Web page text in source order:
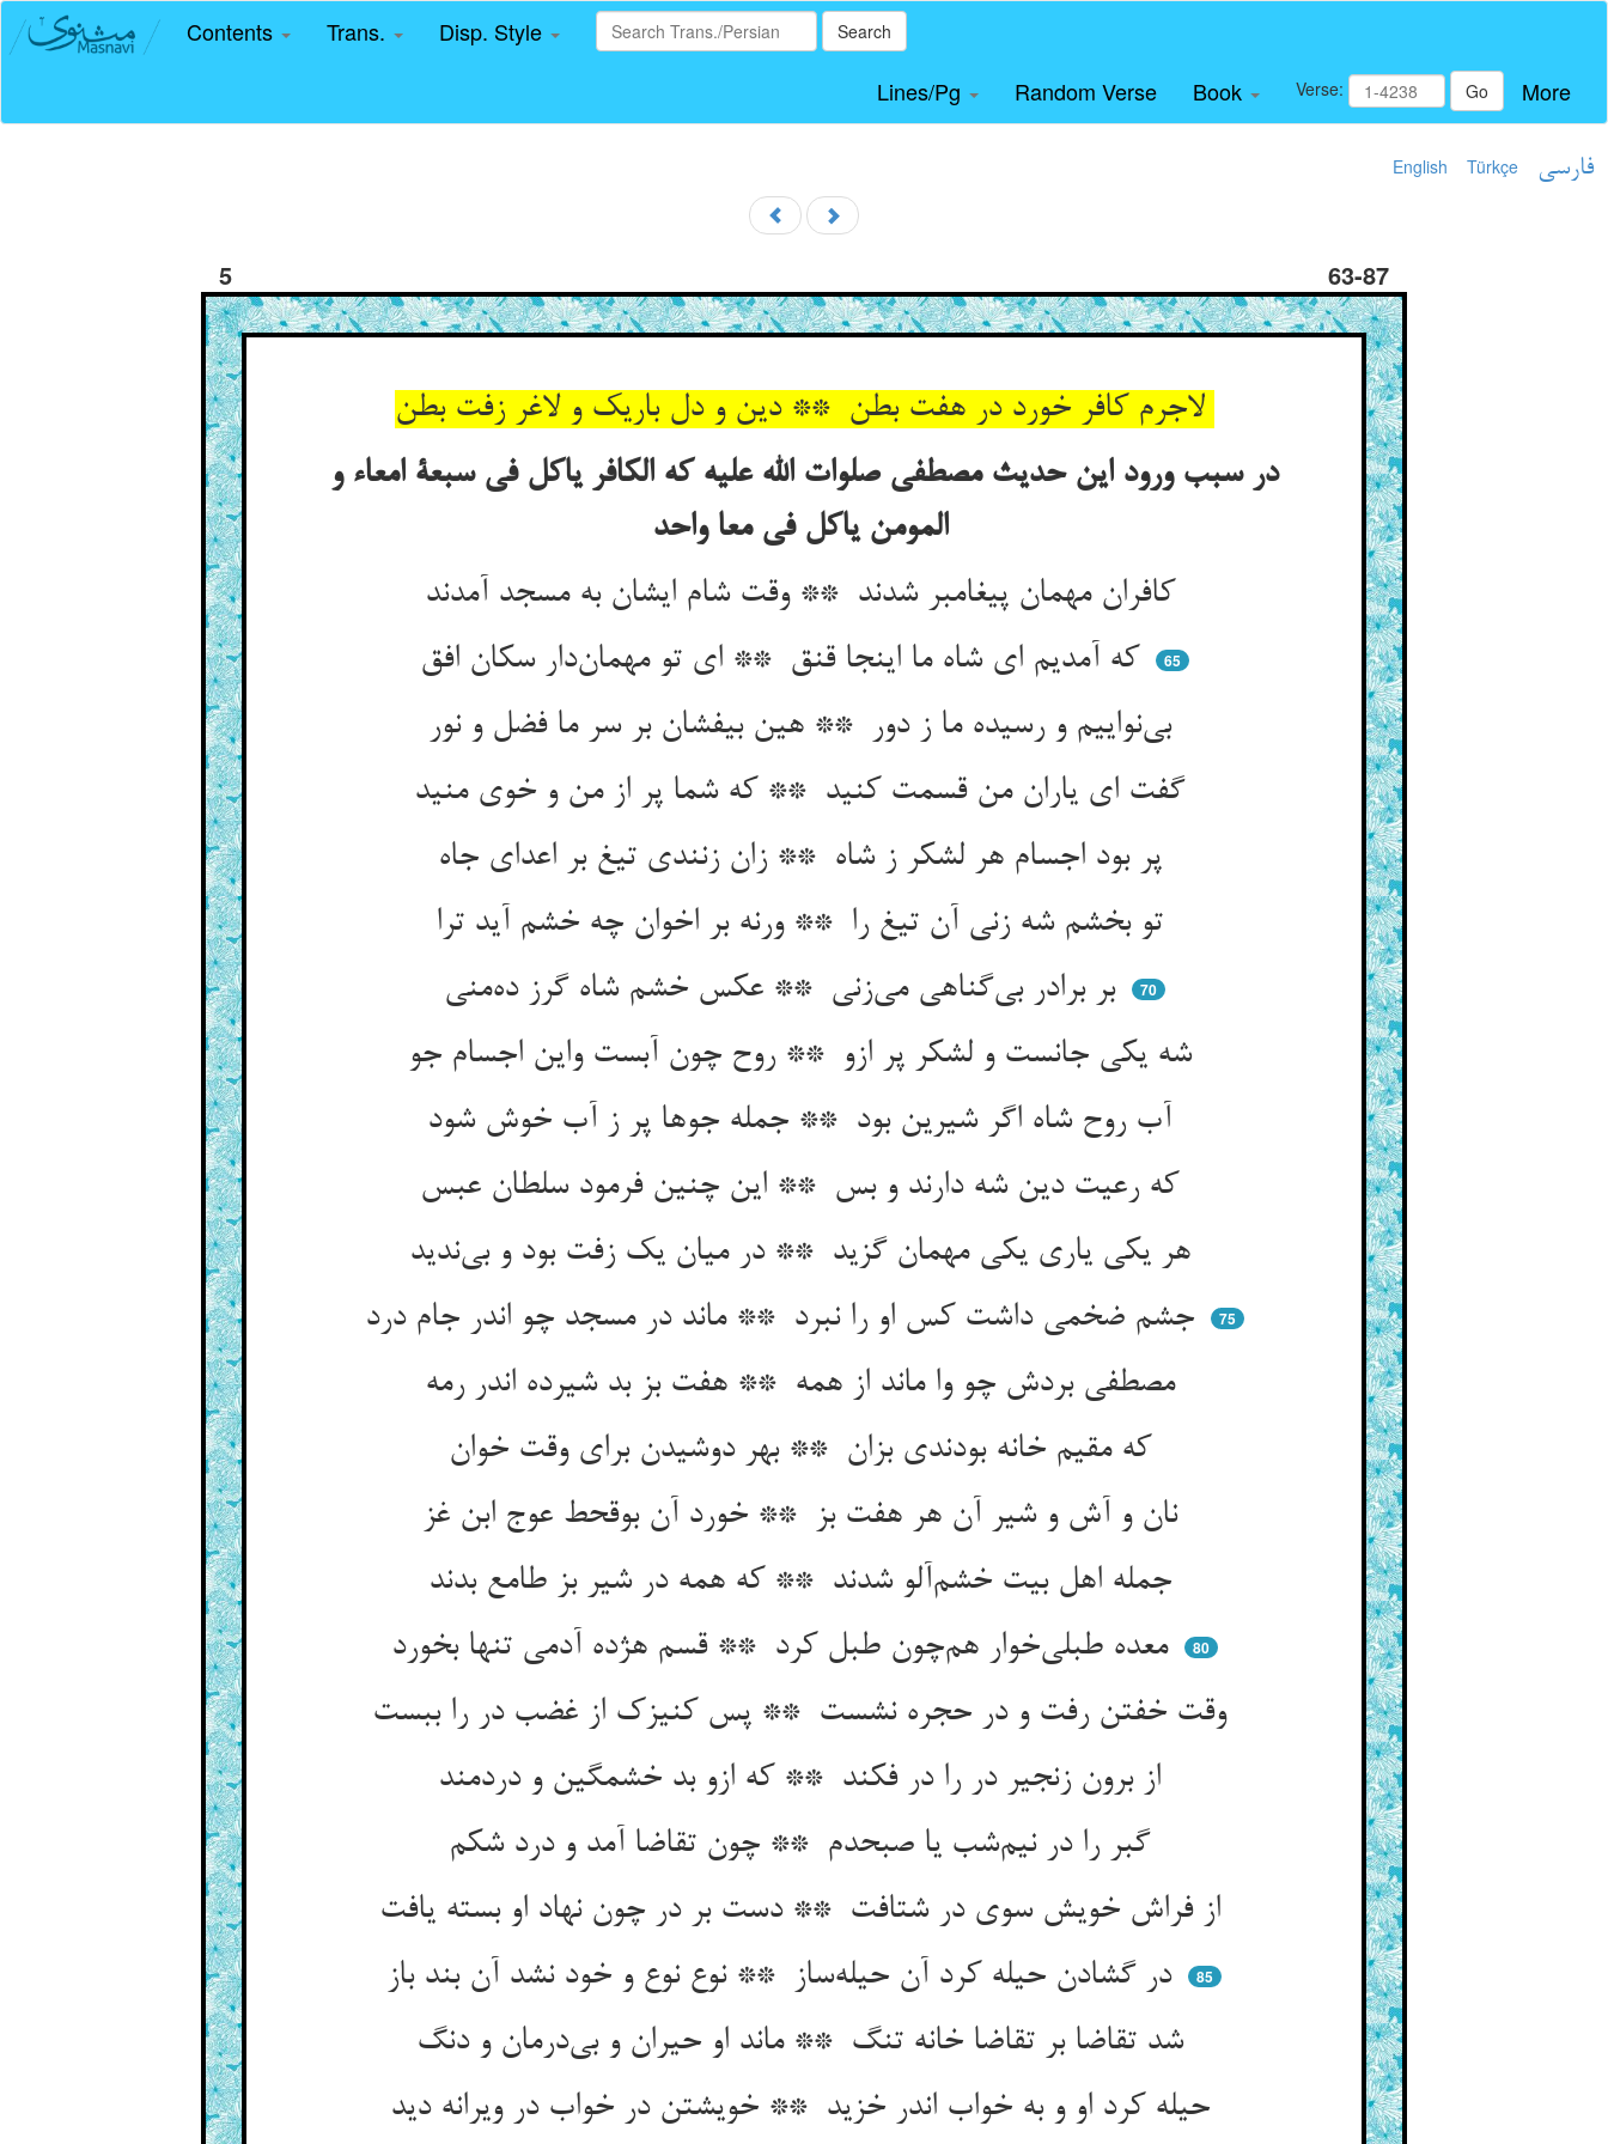
Contents Trans. Disp. Style Search
Lines/Pg Random Verse Book Verse: Go More
English Türkçe فارسی
5 63-87
لاجرم کافر خورد در هفت بطن ** دین و دل باریک و لاغر زفت بطن
در سبب ورود این حدیث مصطفی صلوات الله علیه که الکافر یاکل فی سبعة امعاء و
المومن یاکل فی معا واحد
کافران مهمان پیغامبر شدند ** وقت شام ایشان به مسجد آمدند
که آمدیم ای شاه ما اینجا قنق ** ای تو مهمان‌دار سکان افق
65
بی‌نواییم و رسیده ما ز دور ** هین بیفشان بر سر ما فضل و نور
گفت ای یاران من قسمت کنید ** که شما پر از من و خوی منید
پر بود اجسام هر لشکر ز شاه ** زان زنندی تیغ بر اعدای جاه
بر برادر بی‌گناهی می‌زنی ** عکس خشم شاه گرز ده‌منی
70
شه یکی جانست و لشکر پر ازو ** روح چون آبست واین اجسام جو
هر یکی یاری یکی مهمان گزید ** در میان یک زفت بود و بی‌ندید
جشم ضخمی داشت کس او را نبرد ** ماند در مسجد چو اندر جام درد
75
مصطفی بردش چو وا ماند از همه ** هفت بز بد شیرده اندر رمه
که مقیم خانه بودندی بزان ** بهر دوشیدن برای وقت خوان
نان و آش و شیر آن هر هفت بز ** خورد آن بوقحط عوج ابن غز
جمله اهل بیت خشم‌آلو شدند ** که همه در شیر بز طامع بدند
معده طبلی‌خوار هم‌چون طبل کرد ** قسم هژده آدمی تنها بخورد
80
وقت خفتن رفت و در حجره نشست ** پس کنیزک از غضب در را ببست
گبر را در نیم‌شب یا صبحدم ** چون تقاضا آمد و درد شکم
از فراش خویش سوی در شتافت ** دست بر در چون نهاد او بسته یافت
در گشادن حیله کرد آن حیله‌ساز ** نوع نوع و خود نشد آن بند باز
85
شد تقاضا بر تقاضا خانه تنگ ** ماند او حیران و بی‌درمان و دنگ
حیله کرد او و به خواب اندر خزید ** خویشتن در خواب در ویرانه دید